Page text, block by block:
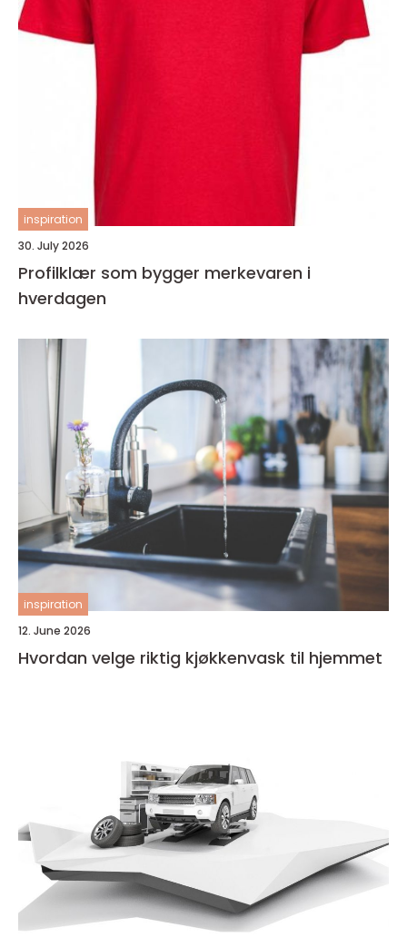
inspiration
30. July 2026
Profilklær som bygger merkevaren i
hverdagen
inspiration
12. June 2026
Hvordan velge riktig kjøkkenvask til hjemmet